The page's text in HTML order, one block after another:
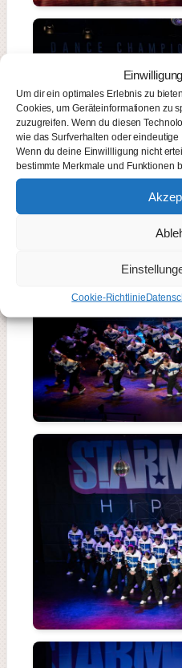
Um dir ein optimales Erlebnis zu
Cookies, um Geräteinformationen zu
zuzugreifen. Wenn du diesen
wie das Surfverhalten oder eindeutige
Wenn du deine Einwillligung nicht
bestimmte Merkmale und Funktionen
Cookie-Richtlinie